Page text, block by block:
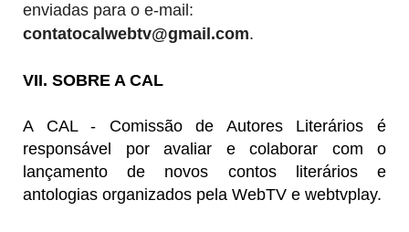
enviadas para o e-mail:
contatocalwebtv@gmail.com.
VII. SOBRE A CAL
A CAL - Comissão de Autores Literários é
responsável por avaliar e colaborar com o
lançamento de novos contos literários e
antologias organizados pela WebTV e webtvplay.